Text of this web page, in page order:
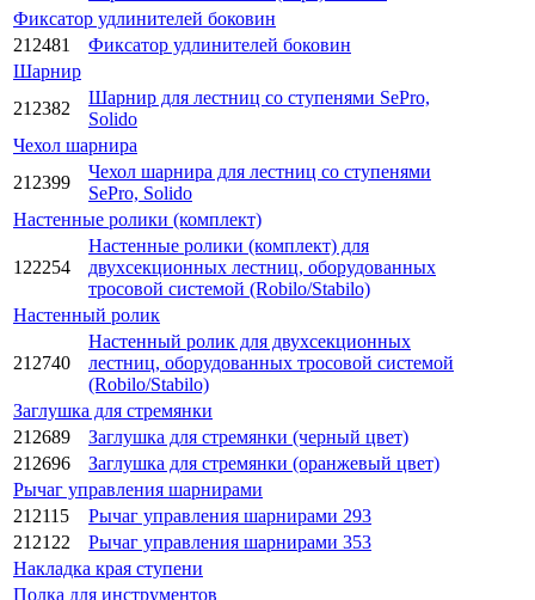
Фиксатор удлинителей боковин
212481
Фиксатор удлинителей боковин
Шарнир
212382
Шарнир для лестниц со ступенями SePro,
Solido
Чехол шарнира
212399
Чехол шарнира для лестниц со ступенями
SePro, Solido
Настенные ролики (комплект)
122254
Настенные ролики (комплект) для
двухсекционных лестниц, оборудованных
тросовой системой (Robilo/Stabilo)
Настенный ролик
212740
Настенный ролик для двухсекционных
лестниц, оборудованных тросовой системой
(Robilo/Stabilo)
Заглушка для стремянки
212689
Заглушка для стремянки (черный цвет)
212696
Заглушка для стремянки (оранжевый цвет)
Рычаг управления шарнирами
212115
Рычаг управления шарнирами 293
212122
Рычаг управления шарнирами 353
Накладка края ступени
Полка для инструментов